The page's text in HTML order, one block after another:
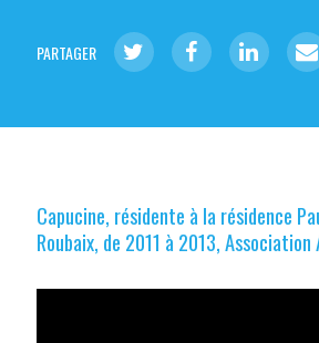
PARTAGER
Capucine, résidente à la résidence
Roubaix, de 2011 à 2013, Association